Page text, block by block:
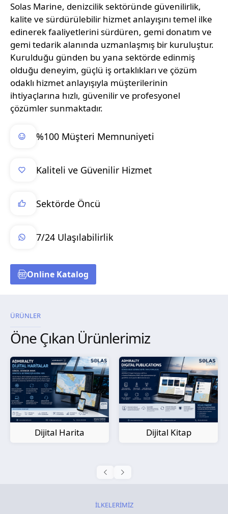
Solas Marine, denizcilik sektöründe güvenilirlik,
kalite ve sürdürülebilir hizmet anlayışını temel ilke
edinerek faaliyetlerini sürdüren, gemi donatım ve
gemi tedarik alanında uzmanlaşmış bir kuruluştur.
Kurulduğu günden bu yana sektörde edinmiş
olduğu deneyim, güçlü iş ortaklıkları ve çözüm
odaklı hizmet anlayışıyla müşterilerinin
ihtiyaçlarına hızlı, güvenilir ve profesyonel
çözümler sunmaktadır.
%100 Müşteri Memnuniyeti
Kaliteli ve Güvenilir Hizmet
Sektörde Öncü
7/24 Ulaşılabilirlik
Online Katalog
ÜRÜNLER
Öne Çıkan Ürünlerimiz
Dijital Kitap
Kağıt Harita
İLKELERİMİZ